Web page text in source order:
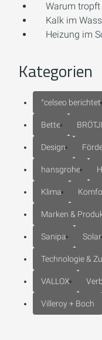
Warum
Kalk im
Heizung im
Kategorien
°celseo berichtet
Bette
Design
hansgrohe
Klima
Marken &
Sanipa Solar
Technologie &
VALLOX
Villeroy + Boch